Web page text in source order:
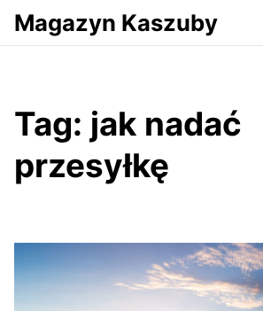
Przejdź do serwisu magazynkaszuby.pl
Magazyn Kaszuby
Tag: jak nadać
przesyłkę